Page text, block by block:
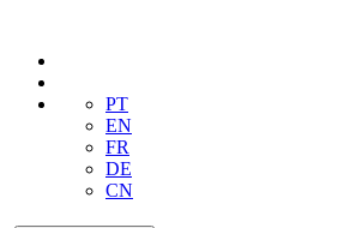
PT
EN
FR
DE
CN